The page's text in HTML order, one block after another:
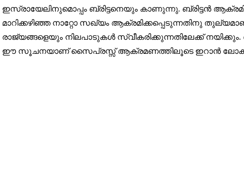
ഇസ്രായേലിനുമൊപ്പം ബ്രിട്ടനെയും കാണുന്നു. ബ്രിട്ടൻ
മാറിക്കഴിഞ്ഞ നാറ്റോ സഖ്യം ആക്രമിക്കപ്പെടുന്നതിനു
രാജ്യങ്ങളെയും നിലപാടുകൾ സ്വീകരിക്കുന്നതിലേക്ക്
ഈ സൂചനയാണ് സൈപ്രസ്സ് ആക്രമണത്തിലൂടെ ഇറാൻ